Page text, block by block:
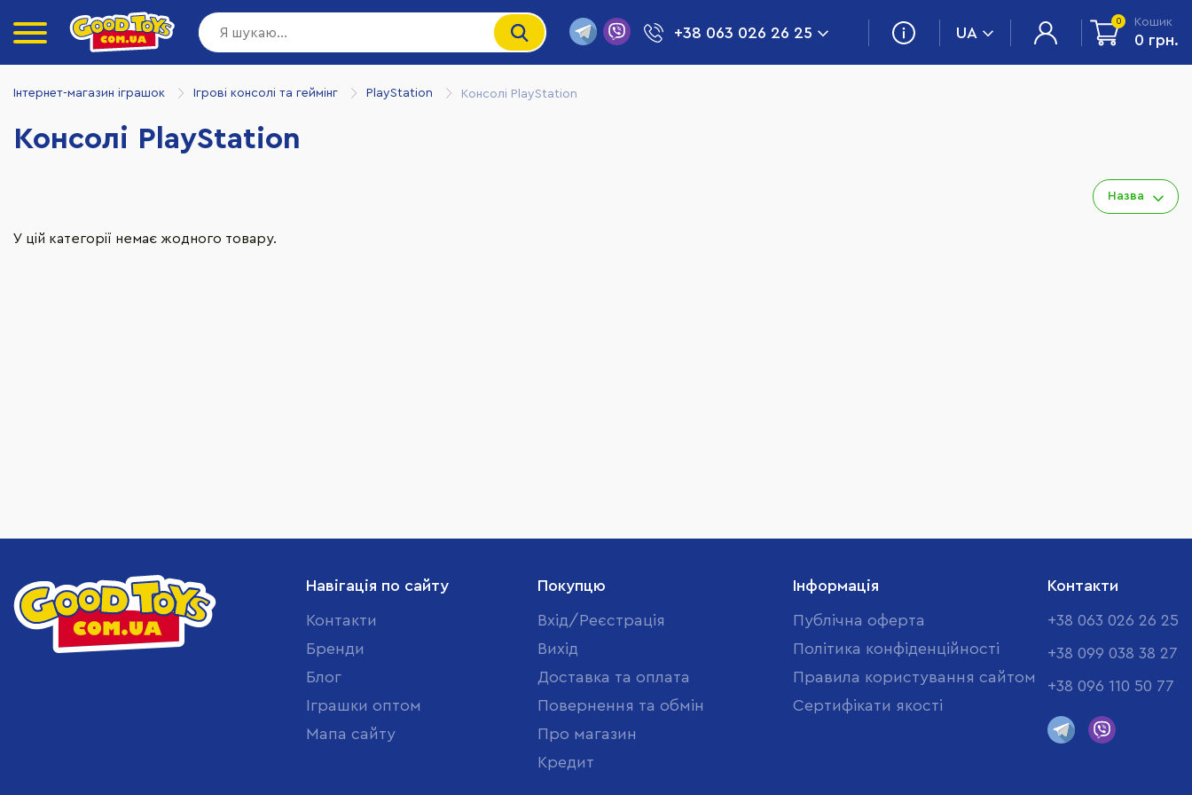
+38 063 026 26 25 UA
0 Кошик
0 грн.
Інтернет-магазин іграшок Ігрові консолі та геймінг PlayStation Консолі PlayStation
Консолі PlayStation
Назва
У цій категорії немає жодного товару.
Навігація по сайту
Контакти
Бренди
Блог
Іграшки оптом
Мапа сайту
Покупцю
Вхід/Реєстрація
Вихід
Доставка та оплата
Повернення та обмін
Про магазин
Кредит
Інформація
Публічна оферта
Політика конфіденційності
Правила користування сайтом
Cертифікати якості
Контакти
+38 063 026 26 25
+38 099 038 38 27
+38 096 110 50 77